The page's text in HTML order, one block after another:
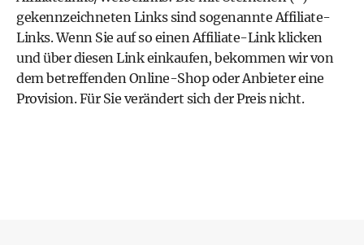
gekennzeichneten Links sind sogenannte Affiliate-
Links. Wenn Sie auf so einen Affiliate-Link klicken
und über diesen Link einkaufen, bekommen wir von
dem betreffenden Online-Shop oder Anbieter eine
Provision. Für Sie verändert sich der Preis nicht.